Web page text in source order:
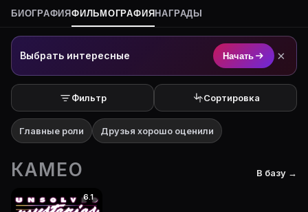
БИОГРАФИЯФИЛЬМОГРАФИЯ НАГРАДЫ
Выбрать интересные Начать ×
Фильтр Сортировка
Главные роли Друзья хорошо оценили
КАМЕО В базу →
6.1